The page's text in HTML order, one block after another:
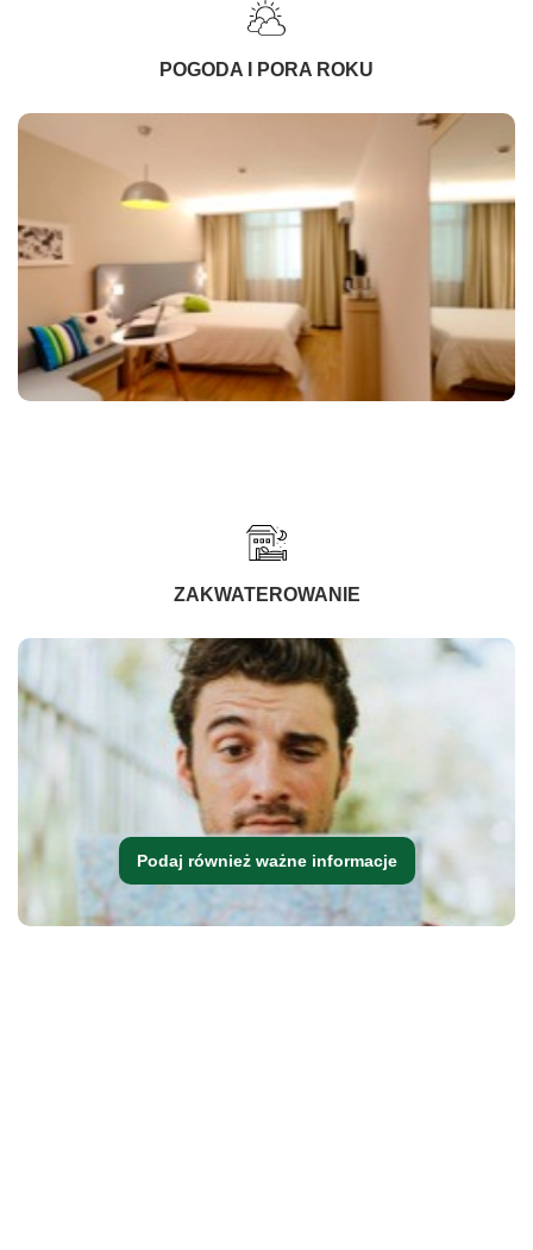
POGODA I PORA ROKU
ZAKWATEROWANIE
Podaj również ważne informacje